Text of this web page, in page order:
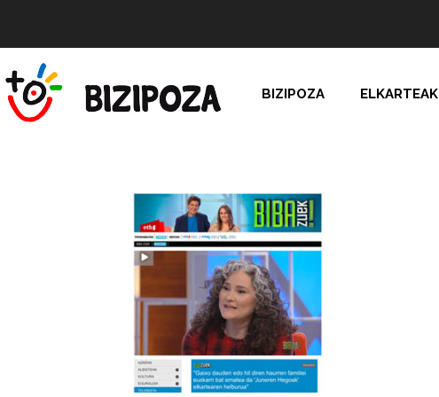
BIZIPOZA ELKARTEAK